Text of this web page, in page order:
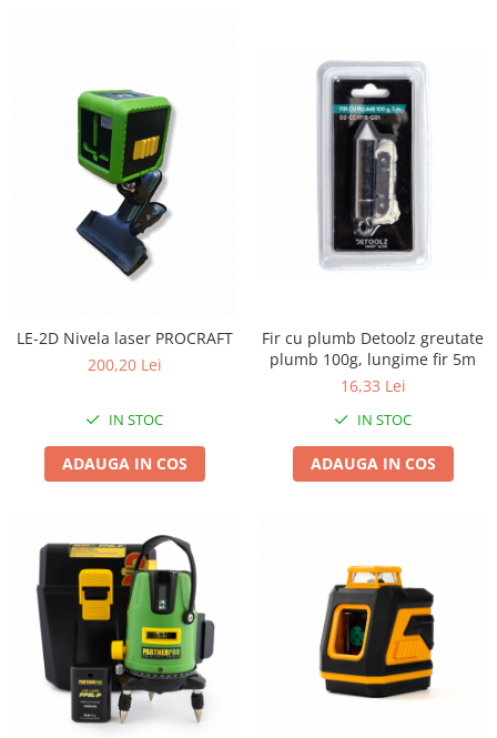
Aragaze, plite, piese butelii de
Accesorii aragaze & butelii
Pirostrii si accesorii pentru gatit
Plite & aragaze
Prelungitoare & cabluri electrice
Conectori/doze
Corpuri de iluminat
Lampi solare
Lumina de crestere pentru plante
Proiectoare & lampi de lucru
Veioze si Lampi
Cantarire
Cantare comerciale
Cantare Corporale
Aparate de spalat cu presiune si
LE-2D Nivela laser PROCRAFT
200,20 Lei
IN STOC
ADAUGA IN COS
Fir cu plumb Detoolz greutate
plumb 100g, lungime fir 5m
16,33 Lei
IN STOC
ADAUGA IN COS